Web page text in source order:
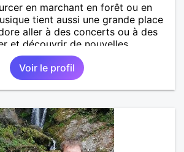
en marchant en forêt ou en
tient aussi une grande place
aller à des concerts ou à des
et découvrir de nouvelles
qui m’inspire le plus. J’aimerais
avec qui partager ces
et sincères.
Voir le profil